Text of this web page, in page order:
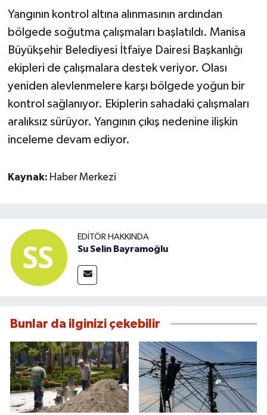
Yangının kontrol altına alınmasının ardından
bölgede soğutma çalışmaları başlatıldı. Manisa
Büyükşehir Belediyesi İtfaiye Dairesi Başkanlığı
ekipleri de çalışmalara destek veriyor. Olası
yeniden alevlenmelere karşı bölgede yoğun bir
kontrol sağlanıyor. Ekiplerin sahadaki çalışmaları
aralıksız sürüyor. Yangının çıkış nedenine ilişkin
inceleme devam ediyor.
Kaynak: Haber Merkezi
EDITÖR HAKKINDA
Su Selin Bayramoğlu
Bunlar da ilginizi çekebilir